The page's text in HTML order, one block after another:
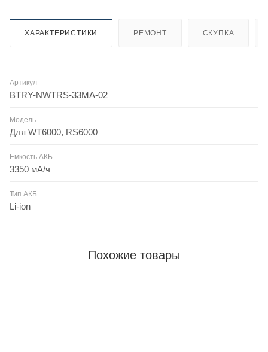
ХАРАКТЕРИСТИКИ РЕМОНТ СКУПКА
Артикул
BTRY-NWTRS-33MA-02
Модель
Для WT6000, RS6000
Емкость АКБ
3350 мА/ч
Тип АКБ
Li-ion
Похожие товары